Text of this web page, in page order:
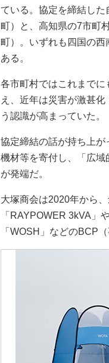
ている。協定を締結し
町）と、高知県の7市町
町）。いずれも四国の
ある。
各市町村ではこれまで
え、近年は災害が激甚
う認識が高まっていた。
協定締結の話が持ち上
機材等を寄付し、「広
が発端だ。
大塚商会は2020年から
「RAYPOWER 3kVA」
「WOSH」などのBCP